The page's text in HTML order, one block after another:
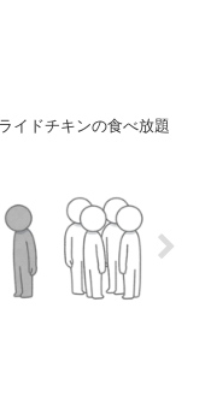
イドチキンの食べ放題